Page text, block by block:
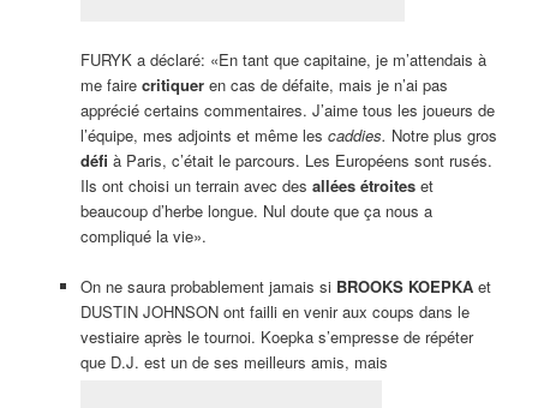
FURYK a déclaré: «En tant que capitaine, je m’attendais à
me faire critiqueren cas de défaite, mais je n’ai pas
apprécié certains commentaires. J’aime tous les joueurs de
l’équipe, mes adjoints et même les caddies. Notre plus gros
défi à Paris, c’était le parcours. Les Européens sont rusés.
Ils ont choisi un terrain avec des allées étroiteset
beaucoup d’herbe longue. Nul doute que ça nous a
compliqué la vie».
On ne saura probablement jamais si BROOKS KOEPKAet
DUSTIN JOHNSON ont failli en venir aux coups dans le
vestiaire après le tournoi. Koepka s’empresse de répéter
que D.J. est un de ses meilleurs amis, mais